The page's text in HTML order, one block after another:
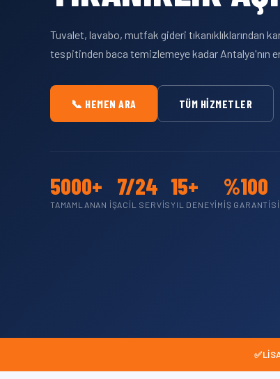
Tuvalet, lavabo, mutfak gideri tıkanıklıklarından
tespitinden baca temizlemeye kadar Antalya'nın
📞 HEMEN ARA TÜM HIZMETLER
5000+
TAMAMLANAN İŞ
7/24
ACIL SERVIS
15+
YIL DENEYIM
%100
İŞ GARANTISI
✅